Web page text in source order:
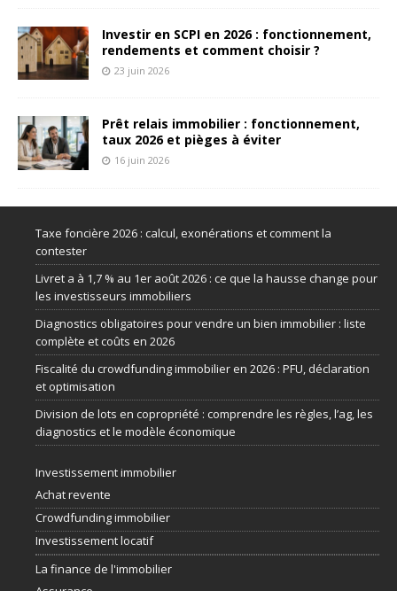
Investir en SCPI en 2026 : fonctionnement,
rendements et comment choisir ?
23 juin 2026
Prêt relais immobilier : fonctionnement,
taux 2026 et pièges à éviter
16 juin 2026
Taxe foncière 2026 : calcul, exonérations et comment la
contester
Livret a à 1,7 % au 1er août 2026 : ce que la hausse change pour
les investisseurs immobiliers
Diagnostics obligatoires pour vendre un bien immobilier : liste
complète et coûts en 2026
Fiscalité du crowdfunding immobilier en 2026 : PFU, déclaration
et optimisation
Division de lots en copropriété : comprendre les règles, l’ag, les
diagnostics et le modèle économique
Investissement immobilier
Achat revente
Crowdfunding immobilier
Investissement locatif
La finance de l'immobilier